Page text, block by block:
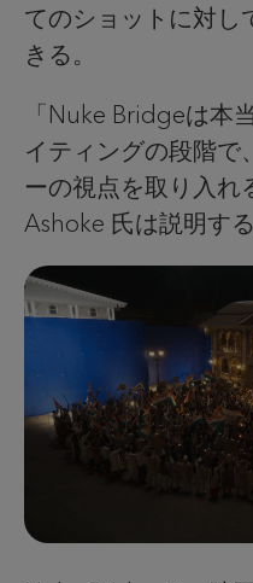
てのショットに対し
きる。
「Nuke Bridgeは本
イティングの段階で
ーの視点を取り入れ
Ashoke 氏は説明する